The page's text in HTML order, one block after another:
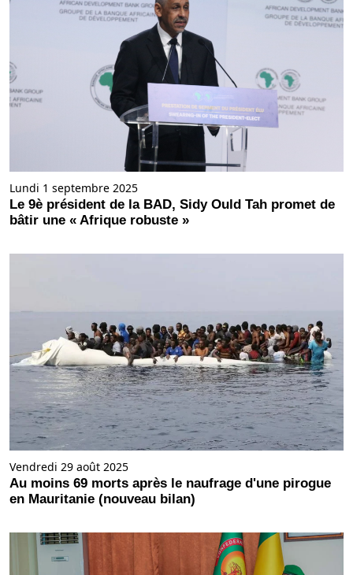
Lundi 1 septembre 2025
Le 9è président de la BAD, Sidy Ould Tah promet de
bâtir une « Afrique robuste »
Vendredi 29 août 2025
Au moins 69 morts après le naufrage d'une pirogue
en Mauritanie (nouveau bilan)